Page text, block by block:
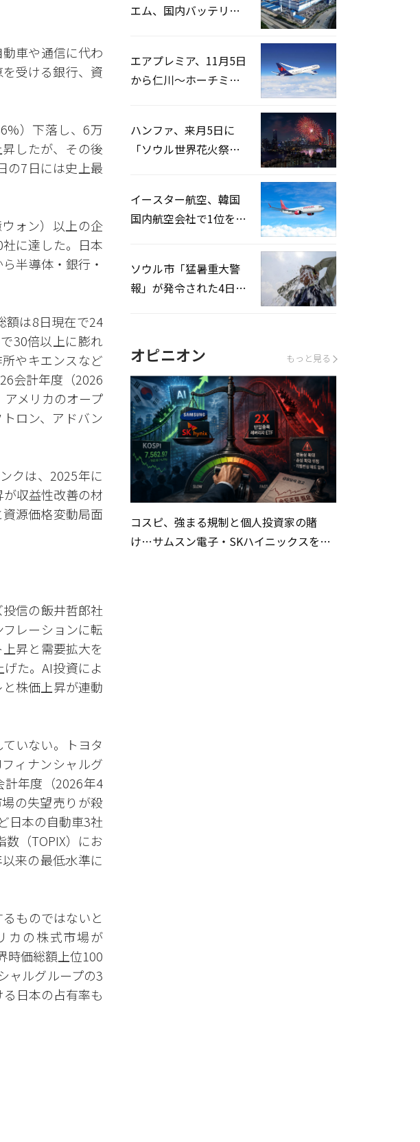
車や通信に代わ
受ける銀行、資
）下落し、6万
したが、その後
の7日には史上最
ォン）以上の企
に達した。日本
半導体・銀行・
額は8日現在で24
30倍以上に膨れ
やキエンスなど
会計年度（2026
メリカのオープ
ロン、アドバン
クは、2025年に
収益性改善の材
源価格変動局面
信の飯井哲郎社
レーションに転
昇と需要拡大を
た。AI投資によ
株価上昇が連動
いない。トヨタ
ィナンシャルグ
計年度（2026年4
の失望売りが殺
日本の自動車3社
（TOPIX）にお
来の最低水準に
ものではないと
カの株式市場が
時価総額上位100
ャルグループの3
日本の占有率も
エム、国内バッテリー
エアプレミア、11月5日
から仁川〜ホーチミン
ハンファ、来月5日に
「ソウル世界花火祭り
イースター航空、韓国
国内航空会社で1位を記
ソウル市「猛暑重大警
報」が発令された4日、
オピニオン もっと見る
コスピ、強まる規制と個人投資家の賭
け…サムスン電子・SKハイニックスを巡